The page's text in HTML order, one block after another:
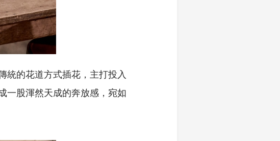
統的花道方式插花，主打投入
一股渾然天成的奔放感，宛如